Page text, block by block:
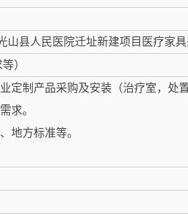
县人民医院迁址新建项目医疗家具
）
定制产品采购及安装（治疗室，处置
求。
地方标准等。